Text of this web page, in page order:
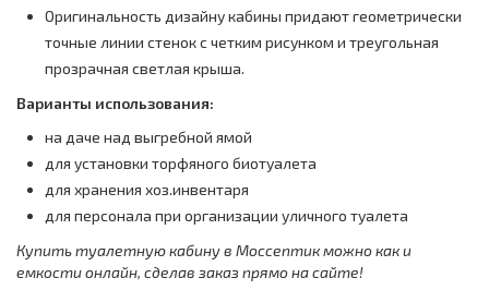
Оригинальность дизайну кабины придают геометрически
точные линии стенок с четким рисунком и треугольная
прозрачная светлая крыша.
Варианты использования:
на даче над выгребной ямой
для установки торфяного биотуалета
для хранения хоз.инвентаря
для персонала при организации уличного туалета
Купить туалетную кабину в Моссептик можно как и
емкости онлайн, сделав заказ прямо на сайте!